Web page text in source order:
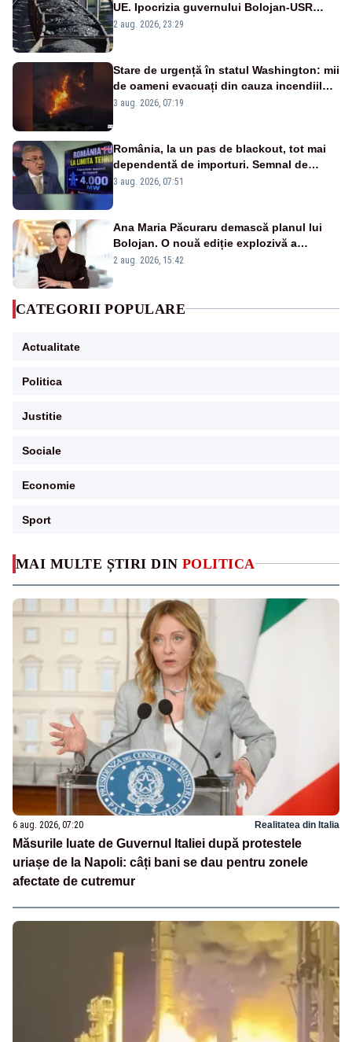
MAI MULTE ȘTIRI DIN POLITICA
6 aug. 2026, 07:20 Realitatea din Italia
Măsurile luate de Guvernul Italiei după protestele
uriașe de la Napoli: câți bani se dau pentru zonele
afectate de cutremur
UE. Ipocrizia guvernului Bolojan-USR
după starea de alertă
2 aug. 2026, 23:29
Stare de urgență în statul Washington: mii
de oameni evacuați din cauza incendiilor
puternice de vegetație
3 aug. 2026, 07:19
România, la un pas de blackout, tot mai
dependentă de importuri. Semnal de
alarmă tras de un expert în energie
3 aug. 2026, 07:51
Ana Maria Păcuraru demască planul lui
Bolojan. O nouă ediție explozivă a
emisiunii „Miza Zilei” la Realitatea PLUS
2 aug. 2026, 15:42
CATEGORII POPULARE
Actualitate
Politica
Justitie
Sociale
Economie
Sport